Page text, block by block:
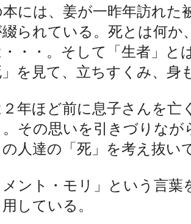
には、姜が一昨年訪れた
られている。死とは何か
・・。そして「生者」と
」を見て、立ちすくみ、
年ほど前に息子さんを亡
その思いを引きづりな
人達の「死」を考え抜い
メント・モリ」という言
している。